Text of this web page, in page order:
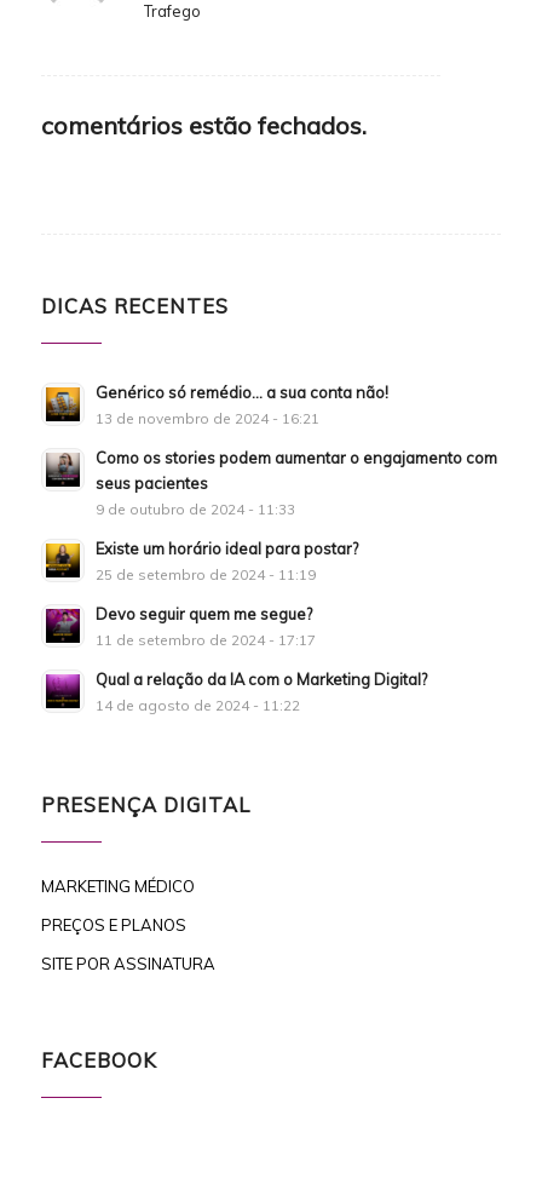
Trafego
comentários estão fechados.
DICAS RECENTES
Genérico só remédio… a sua conta não!
13 de novembro de 2024 - 16:21
Como os stories podem aumentar o engajamento com
seus pacientes
9 de outubro de 2024 - 11:33
Existe um horário ideal para postar?
25 de setembro de 2024 - 11:19
Devo seguir quem me segue?
11 de setembro de 2024 - 17:17
Qual a relação da IA com o Marketing Digital?
14 de agosto de 2024 - 11:22
PRESENÇA DIGITAL
MARKETING MÉDICO
PREÇOS E PLANOS
SITE POR ASSINATURA
FACEBOOK